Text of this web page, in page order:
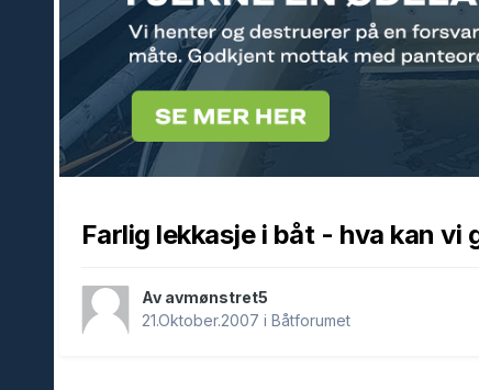
Farlig lekkasje i båt - hva kan vi
Av avmønstret5
21.Oktober.2007 i Båtforumet